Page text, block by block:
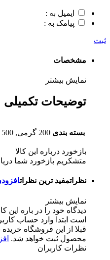
ایمیل به :
پیامک به :
ثبت
مشخصات
نمایش بیشتر
توضیحات تکمیلی
بسته بندی 200 گرمی, 500 گرمی, 1000 گرمی
بازخورد درباره این کالا
متشکریم بازخورد شما
نظراتمفید ترین نظرات
نمایش بیشتر
دیدگاه خود را در باره این
است ابتدا وارد حساب
قبلا از این فروشگاه
محصول ثبت خواهد شد.
نظرات کاربران